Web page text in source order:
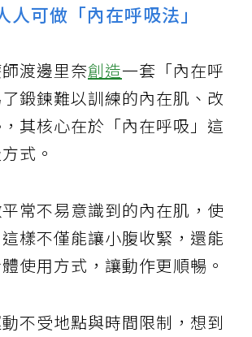
人可做「內在呼吸法」
渡邊里奈創造一套「內在呼
鍛鍊難以訓練的內在肌、改
其核心在於「內在呼吸」這
式。
常不易意識到的內在肌，使
樣不僅能讓小腹收緊，還能
使用方式，讓動作更順暢。
不受地點與時間限制，想到